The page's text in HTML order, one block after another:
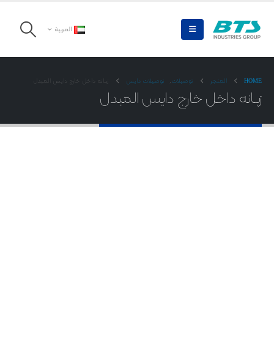
العربية
HOME المتجر توصیلات, توصیلات دایس زبـانه داخل خارج دایس المبدل
زبـانه داخل خارج دایس المبدل